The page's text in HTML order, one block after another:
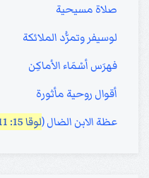
صلاة مسيحية
لوسيفر وتمرُّد الملائكة
فهرَس أسْمَاء الأماكِن
أقوال روحية مأثورة
عظة الابن الضال (لوقا 15: 11-32